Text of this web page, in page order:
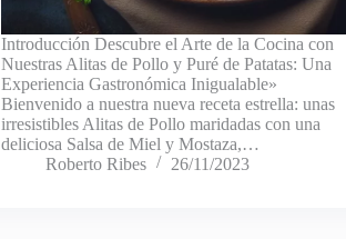
Introducción Descubre el Arte de la Cocina con
Nuestras Alitas de Pollo y Puré de Patatas: Una
Experiencia Gastronómica Inigualable»
Bienvenido a nuestra nueva receta estrella: unas
irresistibles Alitas de Pollo maridadas con una
deliciosa Salsa de Miel y Mostaza,…
Roberto Ribes
26/11/2023